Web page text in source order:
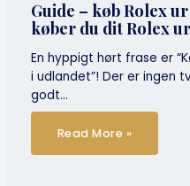
Guide – køb Rolex
køber du dit Rolex
En hyppigt hørt frase er
i udlandet”! Der er ingen
godt…
Read More »